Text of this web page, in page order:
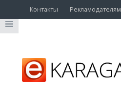
Контакты Рекламодателям